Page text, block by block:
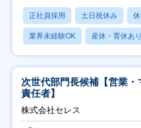
正社員採用 土日祝休み
業界未経験OK 産休・育休あり
次世代部門長候補【営業
責任者】
株式会社セレス